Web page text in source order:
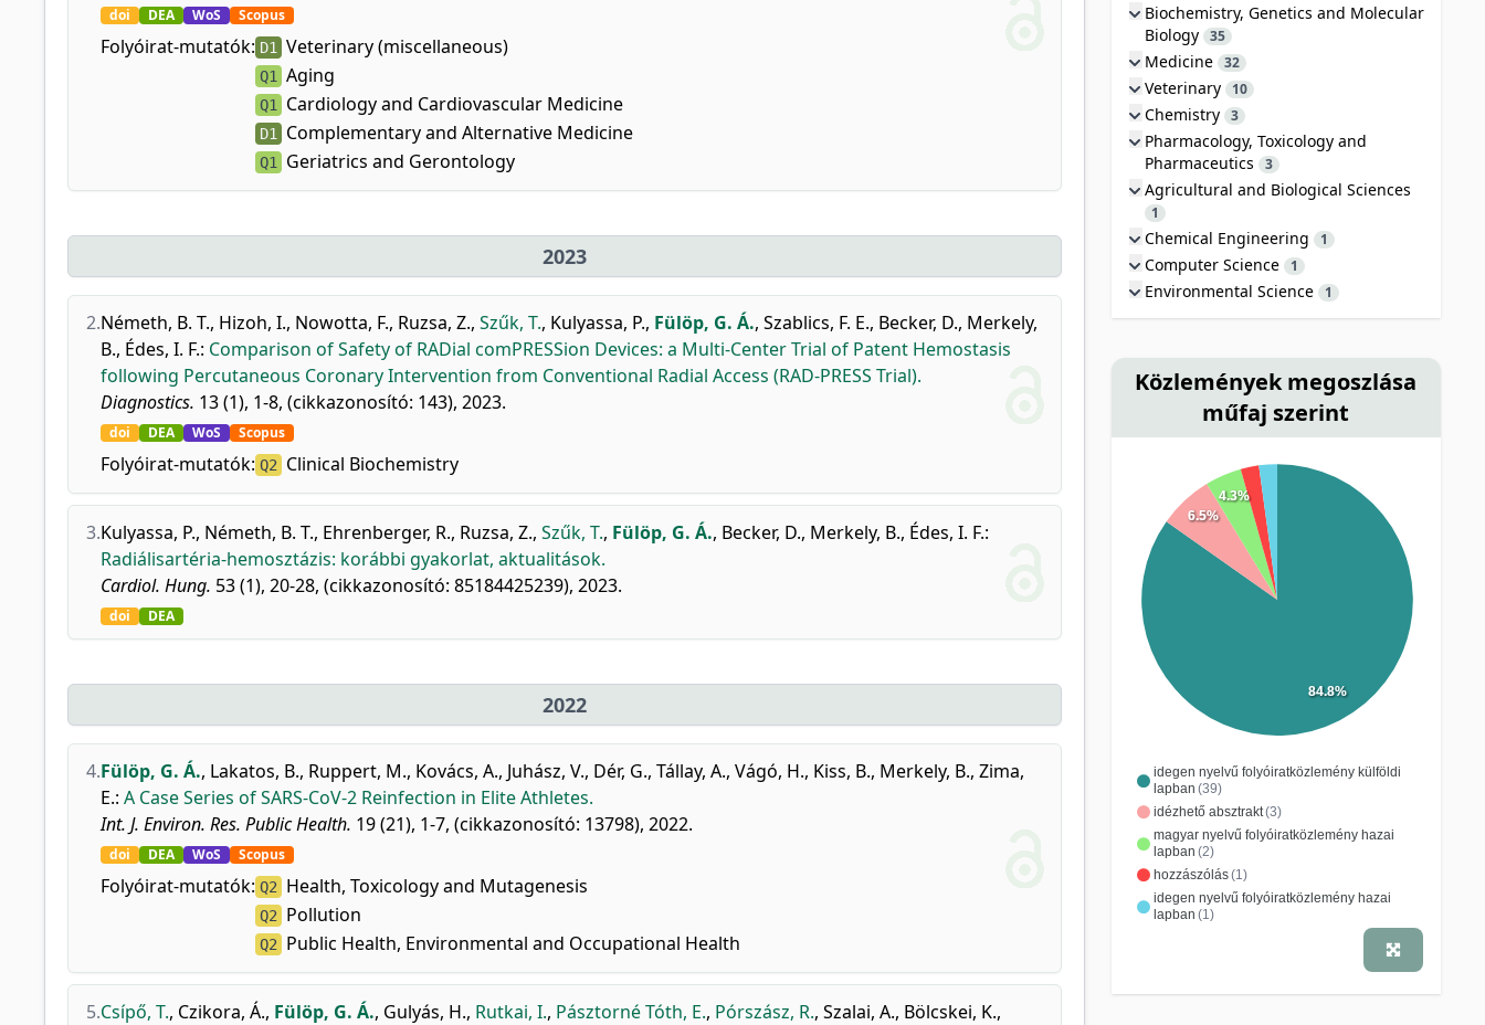
doi DEA WoS Scopus
Folyóirat-mutatók: D1 Veterinary (miscellaneous)
Q1 Aging
Q1 Cardiology and Cardiovascular Medicine
D1 Complementary and Alternative Medicine
Q1 Geriatrics and Gerontology
2023
2.Németh, B. T., Hizoh, I., Nowotta, F., Ruzsa, Z., Szűk, T., Kulyassa, P., Fülöp, G. Á., Szablics, F. E., Becker, D., Merkely,
B., Édes, I. F.: Comparison of Safety of RADial comPRESSion Devices: a Multi-Center Trial of Patent Hemostasis
following Percutaneous Coronary Intervention from Conventional Radial Access (RAD-PRESS Trial).
Diagnostics. 13 (1), 1-8, (cikkazonosító: 143), 2023.
doi DEA WoS Scopus
Folyóirat-mutatók: Q2 Clinical Biochemistry
3.Kulyassa, P., Németh, B. T., Ehrenberger, R., Ruzsa, Z., Szűk, T., Fülöp, G. Á., Becker, D., Merkely, B., Édes, I. F.:
Radiálisartéria-hemosztázis: korábbi gyakorlat, aktualitások.
Cardiol. Hung. 53 (1), 20-28, (cikkazonosító: 85184425239), 2023.
doi DEA
2022
4.Fülöp, G. Á., Lakatos, B., Ruppert, M., Kovács, A., Juhász, V., Dér, G., Tállay, A., Vágó, H., Kiss, B., Merkely, B., Zima,
E.: A Case Series of SARS-CoV-2 Reinfection in Elite Athletes.
Int. J. Environ. Res. Public Health. 19 (21), 1-7, (cikkazonosító: 13798), 2022.
doi DEA WoS Scopus
Folyóirat-mutatók: Q2 Health, Toxicology and Mutagenesis
Q2 Pollution
Q2 Public Health, Environmental and Occupational Health
5.Csípő, T., Czikora, Á., Fülöp, G. Á., Gulyás, H., Rutkai, I., Pásztorné Tóth, E., Pórszász, R., Szalai, A., Bölcskei, K.,
Biochemistry, Genetics and Molecular
Biology 35
Medicine 32
Veterinary 10
Chemistry 3
Pharmacology, Toxicology and
Pharmaceutics
3
Agricultural and Biological Sciences
1
Chemical Engineering 1
Computer Science 1
Environmental Science 1
Közlemények megoszlása
műfaj szerint
idegen nyelvű folyóiratközlemény külföldi
lapban (39)
idézhető absztrakt(3)
magyar nyelvű folyóiratközlemény hazai
lapban (2)
hozzászólás(1)
idegen nyelvű folyóiratközlemény hazai
lapban (1)
84.8%
6.5%
4.3%